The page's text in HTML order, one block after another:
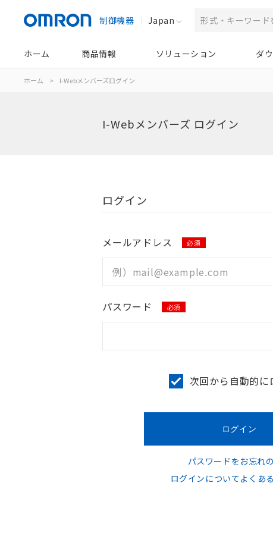
制御機器 Japan
ホーム 商品情報 ソリューション ダ
ホーム > I-Webメンバーズログイン
I-Webメンバーズ ログイン
ログイン
メールアドレス 必須
パスワード 必須
次回から自動的に
パスワードをお忘れ
ログインについてよくあ